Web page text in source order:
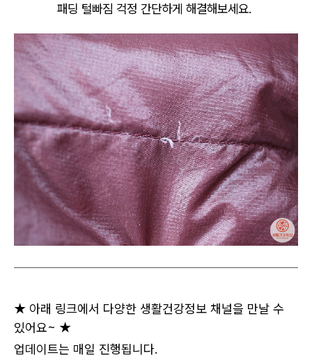
패딩 털빠짐 걱정 간단하게 해결해보세요.
★ 아래 링크에서 다양한 생활건강정보 채널을 만날 수
있어요~ ★
업데이트는 매일 진행됩니다.